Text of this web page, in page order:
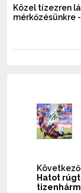
Közel tízezren
mérkőzésünkre
Hatot